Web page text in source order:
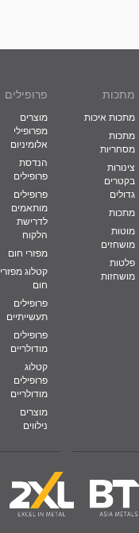
מתכות
מתכות איכות
מתכות
מסחריות
צינורות
בקטרים
גדולים
מתכות
מוטות
מושחזים
פלטות
מושחזות
פרופילים
מוצרים
מפרופילי
אלומיניום
הנדסת
פרופילים
פרופילים
מותאמים
לדרישת
הלקוח
מפזרי חום
קטלוג מפזרי
חום
פרופילים
תעשייתיים
פרופילים
מודולריים
קטלוג
פרופילים
מודולריים
מוצרים
נילווים